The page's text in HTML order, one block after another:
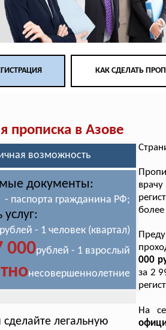
КАК СДЕЛАТЬ
прописка в Азове
возможность
документы:
- паспорта гражданина РФ;
рублей - 1 человек (квартал)
000рублей - 1 взрослый
несовершеннолетние
сделайте легальную
000
за 2
На